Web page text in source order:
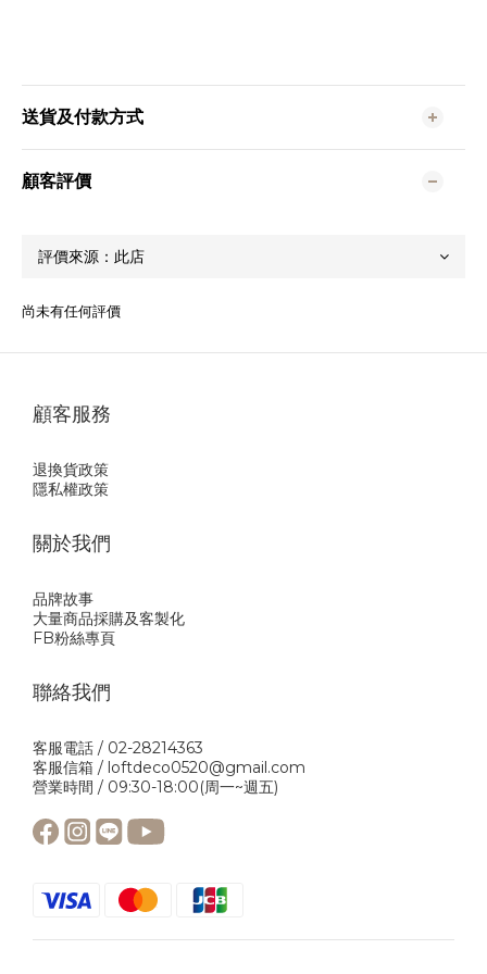
送貨及付款方式
顧客評價
尚未有任何評價
顧客服務
退換貨政策
隱私權政策
關於我們
品牌故事
大量商品採購及客製化
FB粉絲專頁
聯絡我們
客服電話 / 02-28214363
客服信箱 / loftdeco0520@gmail.com
營業時間 / 09:30-18:00(周一~週五)